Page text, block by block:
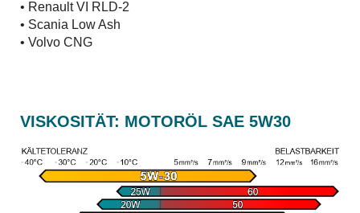
• Renault VI RLD-2
• Scania Low Ash
• Volvo CNG
VISKOSITÄT: MOTORÖL SAE 5W30